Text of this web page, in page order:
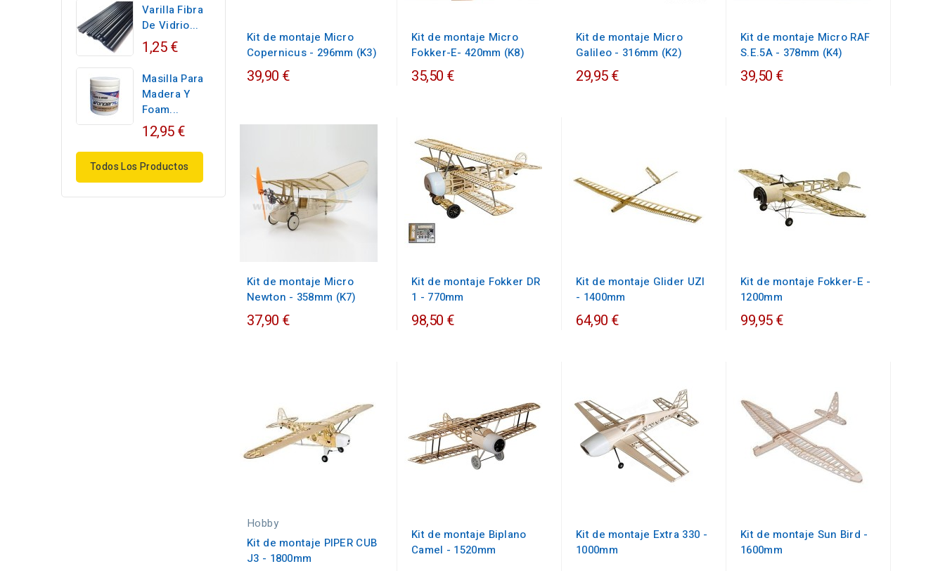
Varilla Fibra
De Vidrio...
1,25 €
Masilla Para
Madera Y
Foam...
12,95 €
Todos Los Productos
Kit de montaje Micro
Copernicus - 296mm (K3)
39,90 €
Kit de montaje Micro
Fokker-E- 420mm (K8)
35,50 €
Kit de montaje Micro
Galileo - 316mm (K2)
29,95 €
Kit de montaje Micro RAF
S.E.5A - 378mm (K4)
39,50 €
Kit de montaje Micro
Newton - 358mm (K7)
37,90 €
Kit de montaje Fokker DR
1 - 770mm
98,50 €
Kit de montaje Glider UZI
- 1400mm
64,90 €
Kit de montaje Fokker-E -
1200mm
99,95 €
Hobby
Kit de montaje PIPER CUB
J3 - 1800mm
Kit de montaje Biplano
Camel - 1520mm
Kit de montaje Extra 330 -
1000mm
Kit de montaje Sun Bird -
1600mm